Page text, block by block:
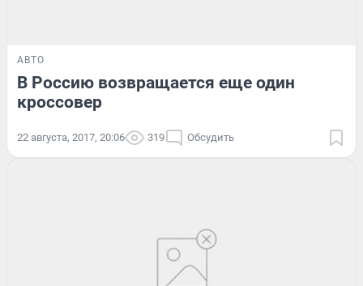
АВТО
В Россию возвращается еще один
кроссовер
22 августа, 2017, 20:06 319 Обсудить